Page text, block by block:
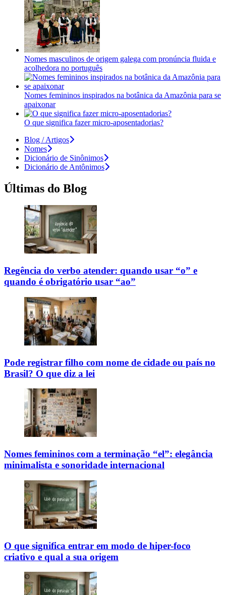
Nomes masculinos de origem galega com pronúncia fluida e
acolhedora no português
Nomes femininos inspirados na botânica da Amazônia para se
apaixonar
O que significa fazer micro-aposentadorias?
Blog / Artigos
Nomes
Dicionário de Sinônimos
Dicionário de Antônimos
Últimas do Blog
Regência do verbo atender: quando usar “o” e
quando é obrigatório usar “ao”
Pode registrar filho com nome de cidade ou país no
Brasil? O que diz a lei
Nomes femininos com a terminação “el”: elegância
minimalista e sonoridade internacional
O que significa entrar em modo de hiper-foco
criativo e qual a sua origem